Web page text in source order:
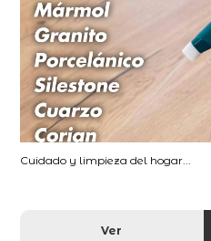
Cuidado y limpieza del hogar...
Ver